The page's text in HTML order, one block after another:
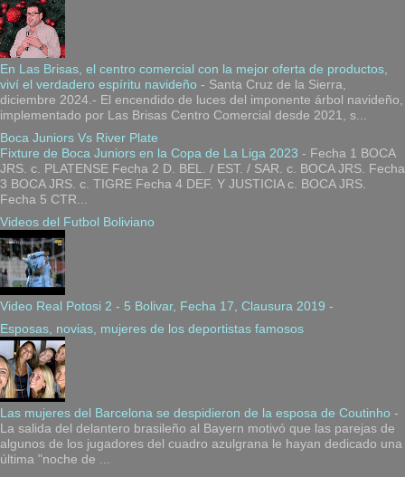
En Las Brisas, el centro comercial con la mejor oferta de productos,
viví el verdadero espíritu navideño - Santa Cruz de la Sierra,
diciembre 2024.- El encendido de luces del imponente árbol navideño,
implementado por Las Brisas Centro Comercial desde 2021, s...
Boca Juniors Vs River Plate
Fixture de Boca Juniors en la Copa de La Liga 2023 - Fecha 1 BOCA
JRS. c. PLATENSE Fecha 2 D. BEL. / EST. / SAR. c. BOCA JRS. Fecha
3 BOCA JRS. c. TIGRE Fecha 4 DEF. Y JUSTICIA c. BOCA JRS.
Fecha 5 CTR...
Videos del Futbol Boliviano
Video Real Potosi 2 - 5 Bolivar, Fecha 17, Clausura 2019 -
Esposas, novias, mujeres de los deportistas famosos
Las mujeres del Barcelona se despidieron de la esposa de Coutinho -
La salida del delantero brasileño al Bayern motivó que las parejas de
algunos de los jugadores del cuadro azulgrana le hayan dedicado una
última "noche de ...